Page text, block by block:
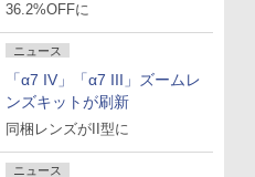
36.2%OFFに
ニュース
「α7 IV」「α7 III」ズームレ
ンズキットが刷新
同梱レンズがII型に
ニュース